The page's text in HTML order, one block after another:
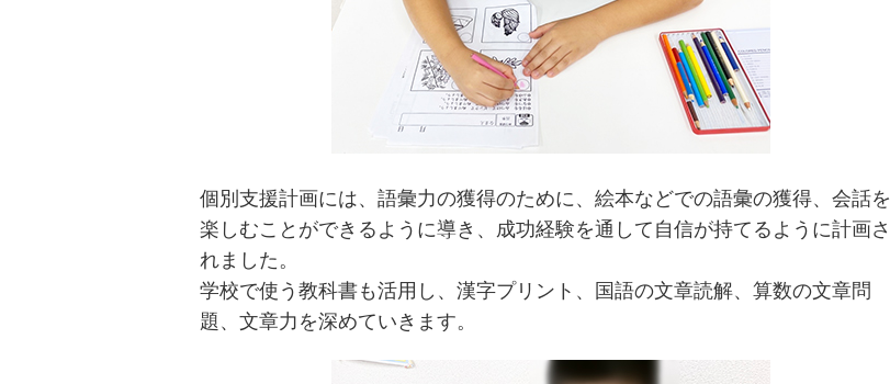
個別支援計画には、語彙力の獲得のために、絵本などでの語彙の獲得、会話を
楽しむことができるように導き、成功経験を通して自信が持てるように計画さ
れました。
学校で使う教科書も活用し、漢字プリント、国語の文章読解、算数の文章問
題、文章力を深めていきます。